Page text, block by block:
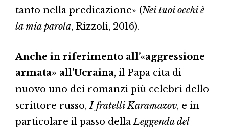
tanto nella predicazione» (Nei tuoi occhi è
la mia parola, Rizzoli, 2016).
Anche in riferimento all’«aggressione
armata» all’Ucraina, il Papa cita di
nuovo uno dei romanzi più celebri dello
scrittore russo,I fratelli Karamazov, e in
particolare il passo dellaLeggenda del